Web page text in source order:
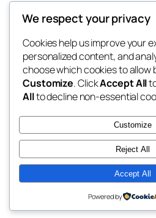
你最喜欢的电子游戏和攻
博客
关于
常见问题
作者
事件
商店
样板
主题
二〇二五
We respect your privacy
Cookies help us improve your
personalized content, and
choose which cookies to allow
Customize. ClickAccept All
Allto decline non-essential
Customize
Reject All
Accept All
Powered by